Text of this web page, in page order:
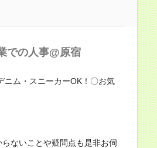
での人事@原宿
ニム・スニーカーOK！〇お気
ないことや疑問点も是非お伺